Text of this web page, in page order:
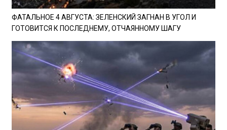
ФАТАЛЬНОЕ 4 АВГУСТА: ЗЕЛЕНСКИЙ ЗАГНАН В УГОЛ И
ГОТОВИТСЯ К ПОСЛЕДНЕМУ, ОТЧАЯННОМУ ШАГУ